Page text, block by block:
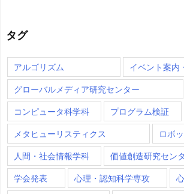
タグ
アルゴリズム イベント案内
グローバルメディア研究センター
コンピュータ科学科 プログラム検証
メタヒューリスティクス ロボ
人間・社会情報学科 価値創造研究セン
学会発表 心理・認知科学専攻